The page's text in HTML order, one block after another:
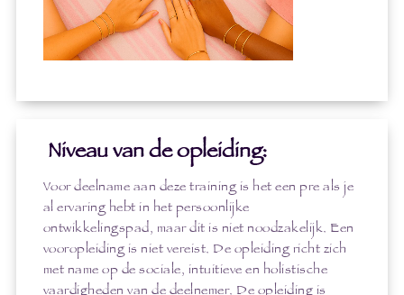
Niveau van de opleiding:
Voor deelname aan deze training is het een pre als je
al ervaring hebt in het persoonlijke
ontwikkelingspad, maar dit is niet noodzakelijk. Een
vooropleiding is niet vereist. De opleiding richt zich
met name op de sociale, intuitieve en holistische